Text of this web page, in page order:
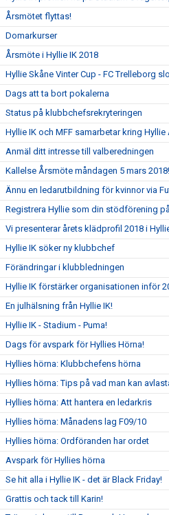
Årsmötet flyttas!
Domarkurser
Årsmöte i Hyllie IK 2018
Hyllie Skåne Vinter Cup - FC Trelleborg
Dags att ta bort pokalerna
Status på klubbchefsrekryteringen
Hyllie IK och MFF samarbetar kring Hyllie
Anmäl ditt intresse till valberedningen
Kallelse Årsmöte måndagen 5 mars 2018!
Ännu en ledarutbildning för kvinnor via
Registrera Hyllie som din stödförening
Vi presenterar årets klädprofil 2018 i
Hyllie IK söker ny klubbchef
Förändringar i klubbledningen
Hyllie IK förstärker organisationen inför
En julhälsning från Hyllie IK!
Hyllie IK - Stadium - Puma!
Dags för avspark för Hyllies Hörna!
Hyllies hörna: Klubbchefens hörna
Hyllies hörna: Tips på vad man kan
Hyllies hörna: Att hantera en ledarkris
Hyllies hörna: Månadens lag F09/10
Hyllies hörna: Ordföranden har ordet
Avspark för Hyllies hörna
Se hit alla i Hyllie IK - det är Black Friday!
Grattis och tack till Karin!